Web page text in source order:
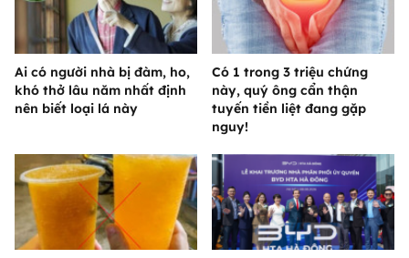
Ai có người nhà bị đàm, ho,
khó thở lâu năm nhất định
nên biết loại lá này
Có 1 trong 3 triệu chứng
này, quý ông cẩn thận
tuyến tiền liệt đang gặp
nguy!